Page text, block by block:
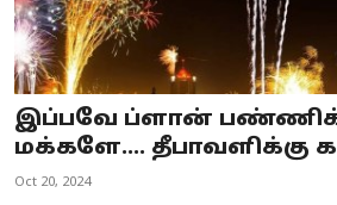
National
World
Astrology
Spirituality
இப்பவே ப்ளான்
மக்களே.... தீபாவளிக்கு
Oct 20, 2024